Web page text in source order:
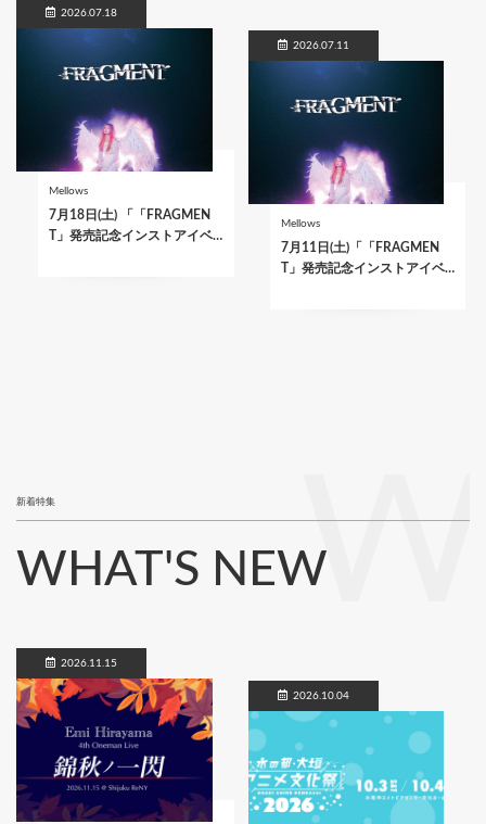
2026.07.18
Mellows
7月18日(土) 「「FRAGMEN
T」発売記念インストアイベ…
2026.07.11
Mellows
7月11日(土)「「FRAGMEN
T」発売記念インストアイベ…
新着特集
WHAT'S NEW
2026.11.15
2026.10.04